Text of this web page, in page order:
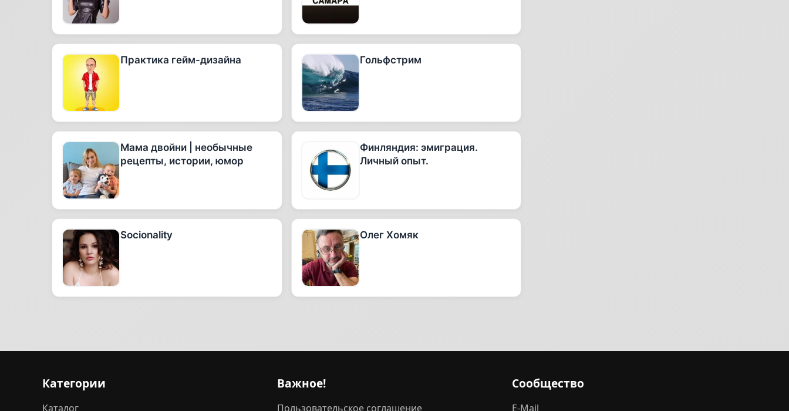
Практика гейм-дизайна Гольфстрим
Мама двойни | необычные
рецепты, истории, юмор
Финляндия: эмиграция.
Личный опыт.
Socionality Олег Хомяк
Категории
Каталог
Важное!
Пользовательское соглашение
Сообщество
E-Mail